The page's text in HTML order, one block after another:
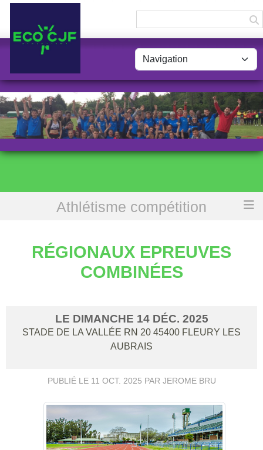
Athlétisme compétition
Régionaux Epreuves Combinées
RÉGIONAUX EPREUVES
COMBINÉES
LE DIMANCHE 14 DÉC. 2025
STADE DE LA VALLÉE RN 20 45400 FLEURY LES
AUBRAIS
PUBLIÉ LE 11 OCT. 2025 PAR JEROME BRU